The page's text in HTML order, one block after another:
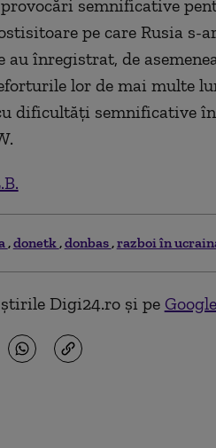
semnificative
pe care Rusia s-
au înregistrat, de
lor de mai multe
dificultăți semnificative
donetk donbas razboi în
Digi24.ro și pe